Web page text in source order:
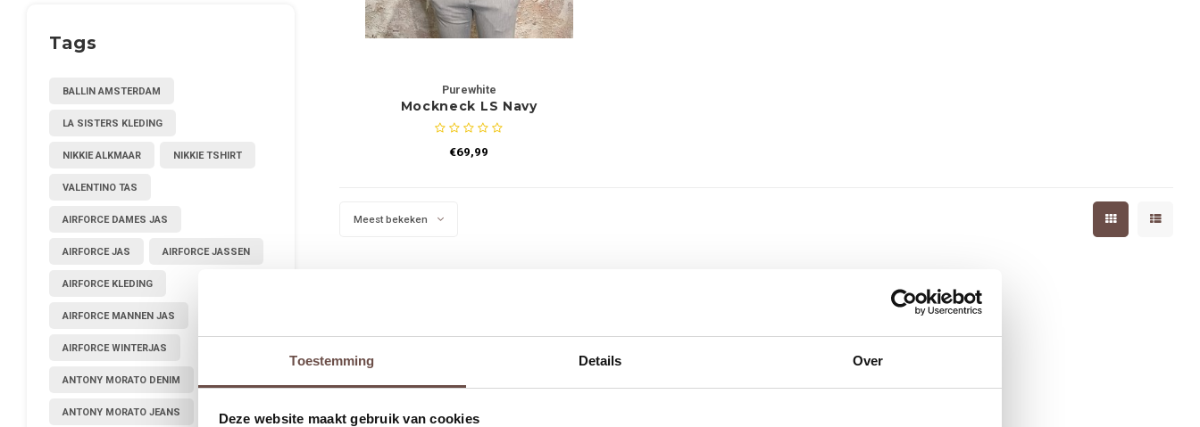
Toestemming Details Over
Deze website maakt gebruik van cookies
Tags
BALLIN AMSTERDAM
LA SISTERS KLEDING
NIKKIE ALKMAAR NIKKIE TSHIRT
VALENTINO TAS
AIRFORCE DAMES JAS
AIRFORCE JAS AIRFORCE JASSEN
AIRFORCE KLEDING
AIRFORCE MANNEN JAS
AIRFORCE WINTERJAS
ANTONY MORATO DENIM
ANTONY MORATO JEANS
Purewhite
Mockneck LS Navy
€69,99
Meest bekeken